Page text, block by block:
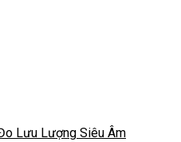
Lưu Lượng Siêu Âm